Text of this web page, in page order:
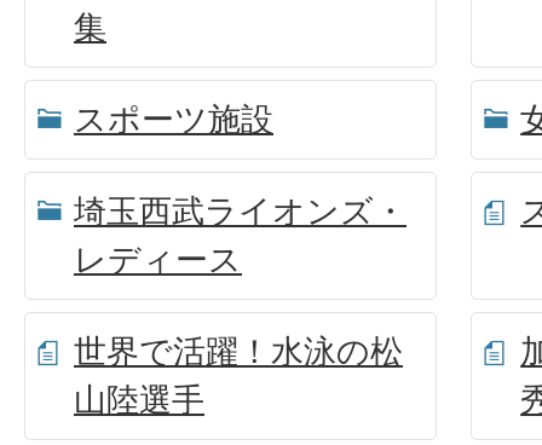
集
スポーツ施設
埼玉西武ライオンズ・
レディース
世界で活躍！水泳の松
山陸選手